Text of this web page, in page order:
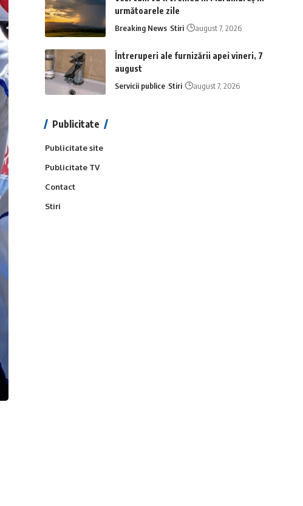
următoarele zile
Breaking News Stiri august 7, 2026
Întreruperi ale furnizării apei vineri, 7
august
Servicii publice Stiri august 7, 2026
Publicitate
Publicitate site
Publicitate TV
Contact
Stiri